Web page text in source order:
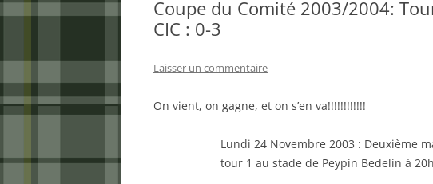
Coupe du Comité 2003/2004:
CIC : 0-3
Laisser un commentaire
On vient, on gagne, et on s’en va!!!!!!!!!!!!
Lundi 24 Novembre 2003 : Deuxième
tour 1 au stade de Peypin Bedelin à